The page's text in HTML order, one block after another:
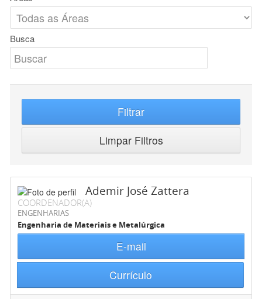
Busca
Filtrar
Limpar Filtros
Ademir José Zattera
COORDENADOR(A)
ENGENHARIAS
Engenharia de Materiais e Metalúrgica
E-mail
Currículo